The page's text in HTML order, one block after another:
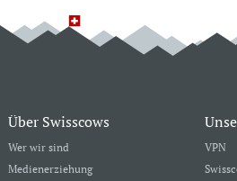
Über Swisscows
Wer wir sind
Medienerziehung
VPN